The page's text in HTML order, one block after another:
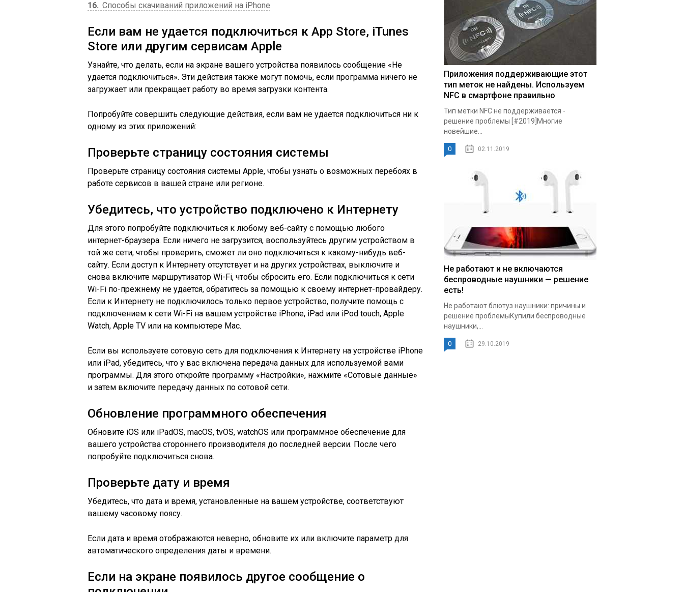
16 Способы скачиваний приложений на iPhone
Если вам не удается подключиться к App Store, iTunes
Store или другим сервисам Apple
Узнайте, что делать, если на экране вашего устройства появилось сообщение «Не
удается подключиться». Эти действия также могут помочь, если программа ничего не
загружает или прекращает работу во время загрузки контента.
Попробуйте совершить следующие действия, если вам не удается подключиться ни к
одному из этих приложений:
Проверьте страницу состояния системы
Проверьте страницу состояния системы Apple, чтобы узнать о возможных перебоях в
работе сервисов в вашей стране или регионе.
Убедитесь, что устройство подключено к Интернету
Для этого попробуйте подключиться к любому веб-сайту с помощью любого
интернет-браузера. Если ничего не загрузится, воспользуйтесь другим устройством в
той же сети, чтобы проверить, сможет ли оно подключиться к какому-нибудь веб-
сайту. Если доступ к Интернету отсутствует и на других устройствах, выключите и
снова включите маршрутизатор Wi-Fi, чтобы сбросить его. Если подключиться к сети
Wi-Fi по-прежнему не удается, обратитесь за помощью к своему интернет-провайдеру.
Если к Интернету не подключилось только первое устройство, получите помощь с
подключением к сети Wi-Fi на вашем устройстве iPhone, iPad или iPod touch, Apple
Watch, Apple TV или на компьютере Mac.
Если вы используете сотовую сеть для подключения к Интернету на устройстве iPhone
или iPad, убедитесь, что у вас включена передача данных для используемой вами
программы. Для этого откройте программу «Настройки», нажмите «Сотовые данные»
и затем включите передачу данных по сотовой сети.
Обновление программного обеспечения
Обновите iOS или iPadOS, macOS, tvOS, watchOS или программное обеспечение для
вашего устройства стороннего производителя до последней версии. После чего
попробуйте подключиться снова.
Проверьте дату и время
Убедитесь, что дата и время, установленные на вашем устройстве, соответствуют
вашему часовому поясу.
Если дата и время отображаются неверно, обновите их или включите параметр для
автоматического определения даты и времени.
Если на экране появилось другое сообщение о
Приложения поддерживающие этот
тип меток не найдены. Используем
NFC в смартфоне правильно
Тип метки NFC не поддерживается -
решение проблемы [#2019]Многие
новейшие...
0 02.11.2019
Не работают и не включаются
беспроводные наушники — решение
есть!
Не работают блютуз наушники: причины и
решение проблемыКупили беспроводные
наушники,...
0 29.10.2019